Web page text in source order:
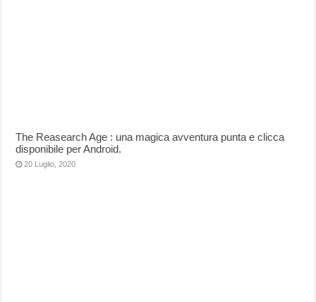
The Reasearch Age : una magica avventura punta e clicca
disponibile per Android.
20 Luglio, 2020